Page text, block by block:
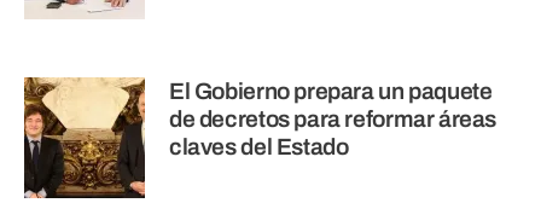
El Gobierno prepara un paquete
de decretos para reformar áreas
claves del Estado